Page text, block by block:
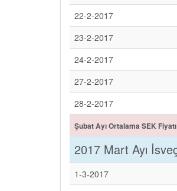
22-2-2017
23-2-2017
24-2-2017
27-2-2017
28-2-2017
Şubat Ayı Ortalama SEK Fiyatı
2017 Mart Ayı
1-3-2017